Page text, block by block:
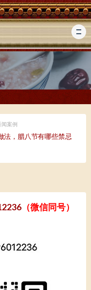
闻案例
法，腊八节有哪些禁忌
（微信同号）